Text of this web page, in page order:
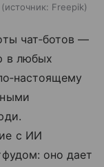
источник: Freepik
чат‑ботов —
в любых
с ИИ
оно дает